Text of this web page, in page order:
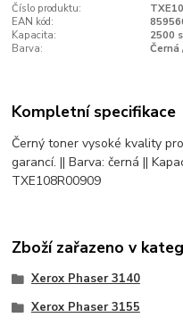
Číslo produktu:
EAN kód:
Kapacita:
2500
Barva:
Černá
Kompletní specifikace
Černý toner vysoké kvality
garancí. || Barva: černá ||
TXE108R00909
Zboží zařazeno v
Xerox Phaser 3140
Xerox Phaser 3155